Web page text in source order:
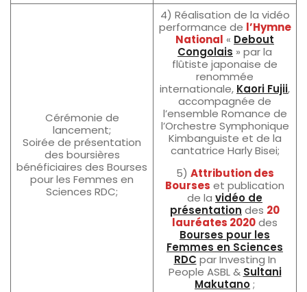
Cérémonie de
lancement;
Soirée de présentation
des boursières
bénéficiaires des Bourses
pour les Femmes en
Sciences RDC;
4) Réalisation de la vidéo
performance de l’Hymne
National « Debout
Congolais » par la
flûtiste japonaise de
renommée
internationale, Kaori Fujii,
accompagnée de
l’ensemble Romance de
l’Orchestre Symphonique
Kimbanguiste et de la
cantatrice Harly Bisei;
5) Attribution des
Bourses et publication
de la vidéo de
présentation des 20
lauréates 2020des
Bourses pour les
Femmes en Sciences
RDC par Investing In
People ASBL & Sultani
Makutano;